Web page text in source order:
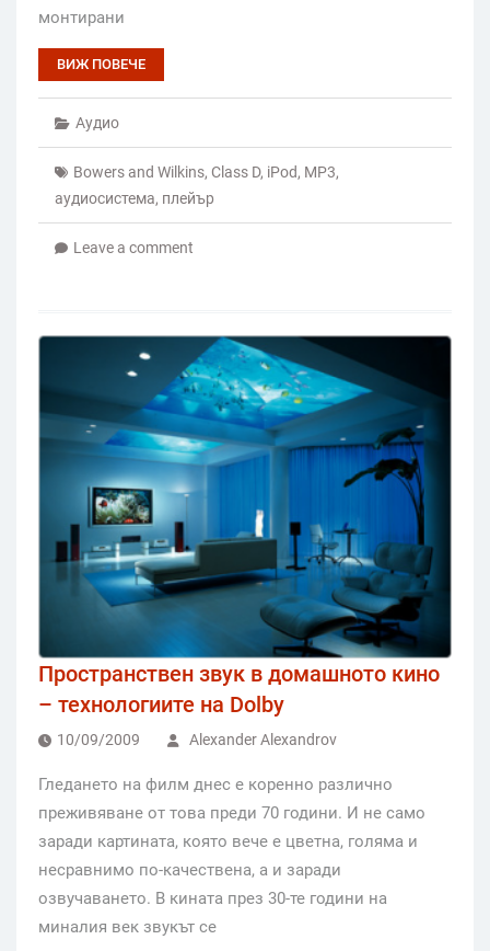
монтирани
ВИЖ ПОВЕЧЕ
Аудио
Bowers and Wilkins, Class D, iPod, MP3,
аудиосистема, плейър
Leave a comment
Пространствен звук в домашното кино
– технологиите на Dolby
10/09/2009 Alexander Alexandrov
Гледането на филм днес е коренно различно
преживяване от това преди 70 години. И не само
заради картината, която вече е цветна, голяма и
несравнимо по-качествена, а и заради
озвучаването. В кината през 30-те години на
миналия век звукът се